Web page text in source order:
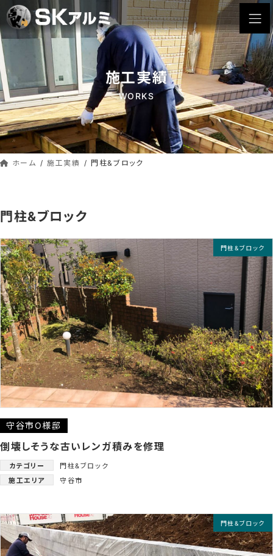
コ
ン
テ
ン
ツ
へ
ス
キ
ッ
プ
ナ
ビ
ゲ
ー
シ
ョ
ン
に
移
動
施工実績
WORKS
ホーム 施工実績 門柱&ブロック
門柱&ブロック
門柱&ブロック
守谷市O様邸
倒壊しそうな古いレンガ積みを修理
カテゴリー
門柱&ブロック
施工エリア
守谷市
門柱&ブロック